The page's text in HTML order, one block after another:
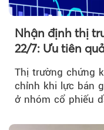
Nhận định thị
22/7: Ưu tiên
Thị trường chứng
chỉnh khi lực bán
ở nhóm cổ phiếu